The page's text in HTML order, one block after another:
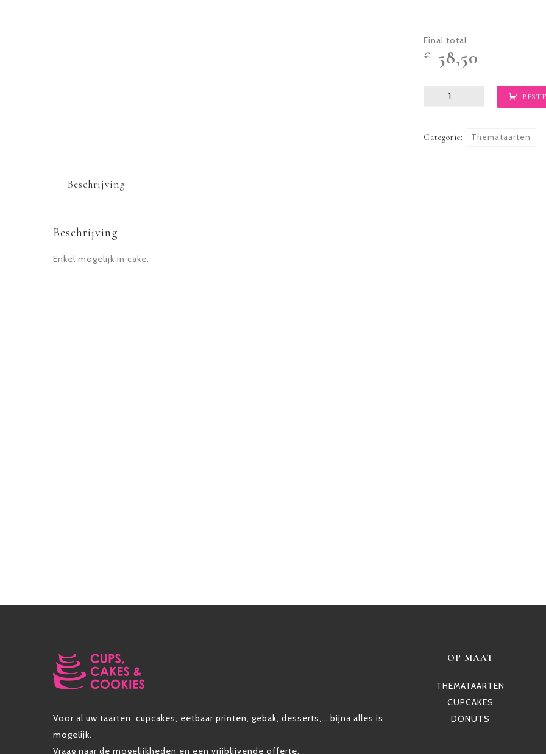
Final total
€ 58,50
Themataart
Categorie: Themataarten
Beschrijving
Beschrijving
Enkel mogelijk in cake.
Voor al uw taarten, cupcakes, eetbaar printen, gebak, desserts,… bijna alles is
mogelijk.
Vraag naar de mogelijkheden en een vrijblijvende offerte.
OP MAAT
THEMATAARTEN
CUPCAKES
DONUTS